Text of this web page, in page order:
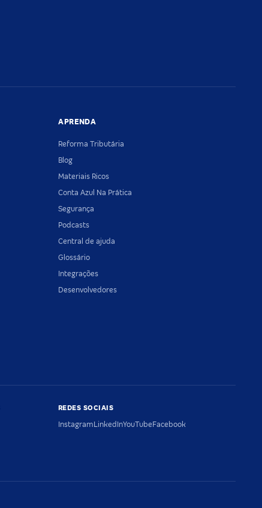
APRENDA
Reforma Tributária
Blog
Materiais Ricos
Conta Azul Na Prática
Segurança
Podcasts
Central de ajuda
Glossário
Integrações
Desenvolvedores
REDES SOCIAIS
InstagramLinkedInYouTubeFacebook